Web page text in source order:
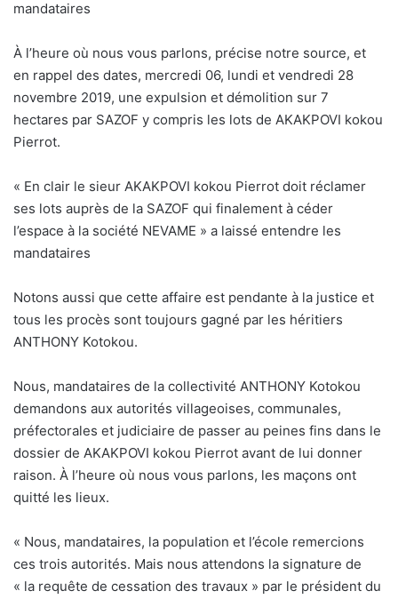
mandataires
À l’heure où nous vous parlons, précise notre source, et
en rappel des dates, mercredi 06, lundi et vendredi 28
novembre 2019, une expulsion et démolition sur 7
hectares par SAZOF y compris les lots de AKAKPOVI kokou
Pierrot.
« En clair le sieur AKAKPOVI kokou Pierrot doit réclamer
ses lots auprès de la SAZOF qui finalement à céder
l’espace à la société NEVAME » a laissé entendre les
mandataires
Notons aussi que cette affaire est pendante à la justice et
tous les procès sont toujours gagné par les héritiers
ANTHONY Kotokou.
Nous, mandataires de la collectivité ANTHONY Kotokou
demandons aux autorités villageoises, communales,
préfectorales et judiciaire de passer au peines fins dans le
dossier de AKAKPOVI kokou Pierrot avant de lui donner
raison. À l’heure où nous vous parlons, les maçons ont
quitté les lieux.
« Nous, mandataires, la population et l’école remercions
ces trois autorités. Mais nous attendons la signature de
« la requête de cessation des travaux » par le président du